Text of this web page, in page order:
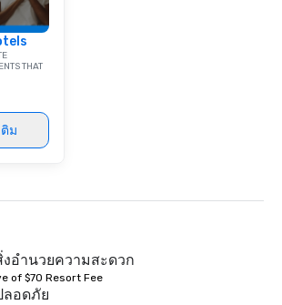
THAT
ติม
อำนวยความสะดวก
of $70 Resort Fee
อดภัย